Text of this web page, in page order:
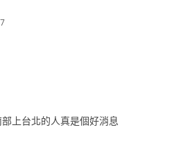
上台北的人真是個好消息